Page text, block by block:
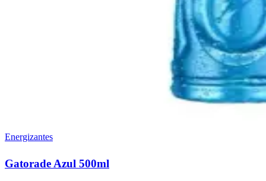
Energizantes
Gatorade Azul 500ml